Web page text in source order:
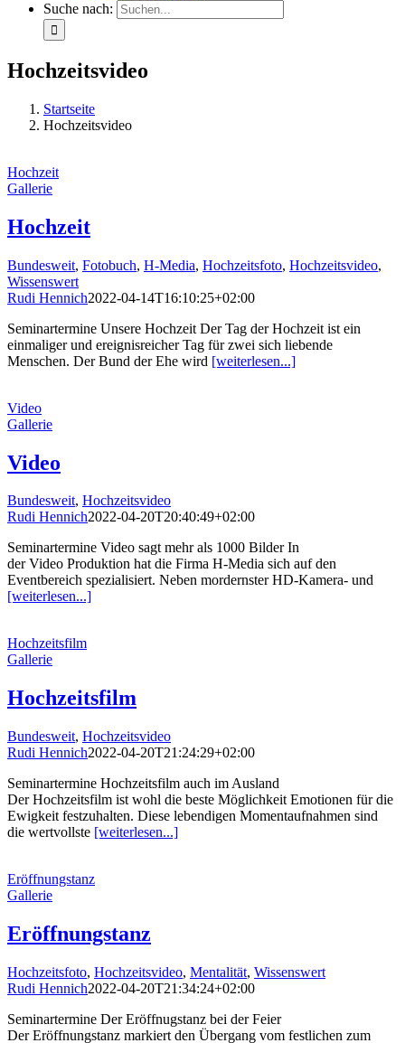
Suche nach:
Hochzeitsvideo
Startseite
Hochzeitsvideo
Hochzeit
Gallerie
Hochzeit
Bundesweit, Fotobuch, H-Media, Hochzeitsfoto, Hochzeitsvideo,
Wissenswert
Rudi Hennich2022-04-14T16:10:25+02:00
Seminartermine Unsere Hochzeit Der Tag der Hochzeit ist ein
einmaliger und ereignisreicher Tag für zwei sich liebende
Menschen. Der Bund der Ehe wird [weiterlesen...]
Video
Gallerie
Video
Bundesweit, Hochzeitsvideo
Rudi Hennich2022-04-20T20:40:49+02:00
Seminartermine Video sagt mehr als 1000 Bilder In
der Video Produktion hat die Firma H-Media sich auf den
Eventbereich spezialisiert. Neben mordernster HD-Kamera- und
[weiterlesen...]
Hochzeitsfilm
Gallerie
Hochzeitsfilm
Bundesweit, Hochzeitsvideo
Rudi Hennich2022-04-20T21:24:29+02:00
Seminartermine Hochzeitsfilm auch im Ausland
Der Hochzeitsfilm ist wohl die beste Möglichkeit Emotionen für die
Ewigkeit festzuhalten. Diese lebendigen Momentaufnahmen sind
die wertvollste [weiterlesen...]
Eröffnungstanz
Gallerie
Eröffnungstanz
Hochzeitsfoto, Hochzeitsvideo, Mentalität, Wissenswert
Rudi Hennich2022-04-20T21:34:24+02:00
Seminartermine Der Eröffnugstanz bei der Feier
Der Eröffnungstanz markiert den Übergang vom festlichen zum